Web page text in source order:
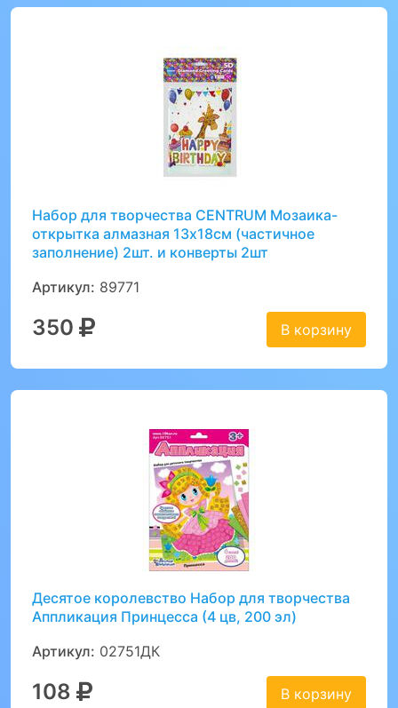
Набор для творчества CENTRUM Мозаика-
открытка алмазная 13x18см (частичное
заполнение) 2шт. и конверты 2шт
Артикул: 89771
350 В корзину
Десятое королевство Набор для творчества
Аппликация Принцесса (4 цв, 200 эл)
Артикул: 02751ДК
108 В корзину